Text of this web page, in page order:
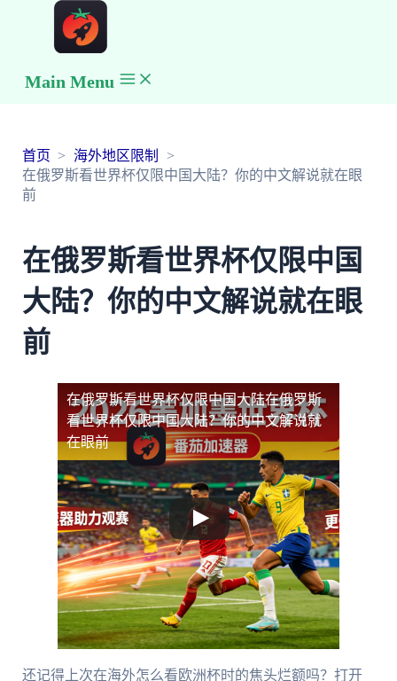
Main Menu
首页
海外地区限制
在俄罗斯看世界杯仅限中国大陆？你的中文解说就在眼
前
在俄罗斯看世界杯仅限中国
大陆？你的中文解说就在眼
前
在俄罗斯看世界杯仅限中国大陆在俄罗斯
看世界杯仅限中国大陆？你的中文解说就
在眼前
还记得上次在海外怎么看欧洲杯时的焦头烂额吗？打开